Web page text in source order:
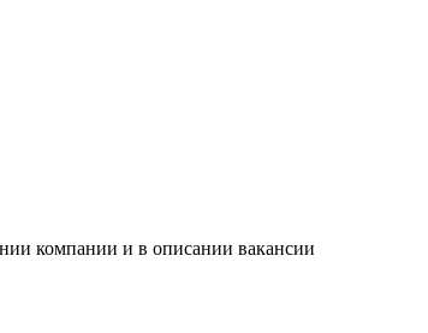
компании и в описании вакансии